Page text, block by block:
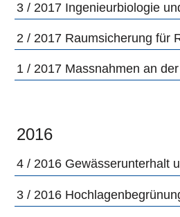
3 / 2017 Ingenieurbiologie
2 / 2017 Raumsicherung für
1 / 2017 Massnahmen an
2016
4 / 2016 Gewässerunterhalt
3 / 2016